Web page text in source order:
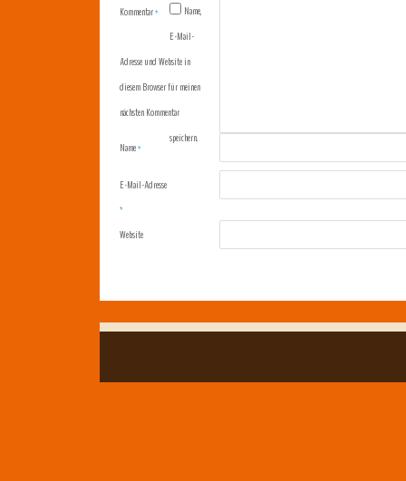
Kommentar*
Name*
E-Mail-Adresse
*
Website
Name,
E-Mail-
Adresse und Website in
diesem Browser für meinen
nächsten Kommentar
speichern.